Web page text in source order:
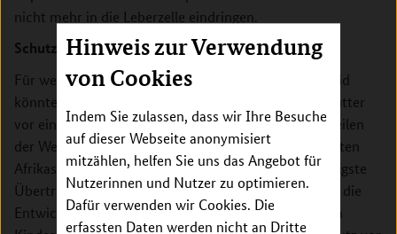
Hinweis zur Verwendung
von Cookies
Indem Sie zulassen, dass wir Ihre Besuche
auf dieser Webseite anonymisiert
mitzählen, helfen Sie uns das Angebot für
Nutzerinnen und Nutzer zu optimieren.
Dafür verwenden wir Cookies. Die
erfassten Daten werden nicht an Dritte
nicht mehr in die Leberzelle eindringen.
Schutz für Babys
Für wen wäre der neue Wirkstoff geeignet? Das Peptid
könnte zum Beispiel Neugeborene HBV-positiver Mütter
vor einer Ansteckung bei der Geburt schützen. „In Teilen
der Welt, wie etwa in China, Südost-Asien und Gebieten
Afrikas, ist diese Mutter-Kind-Transmission der häufigste
Übertragungsweg und birgt ein sehr hohes Risiko für die
Entwicklung einer chronischen Hepatitis B bereits im